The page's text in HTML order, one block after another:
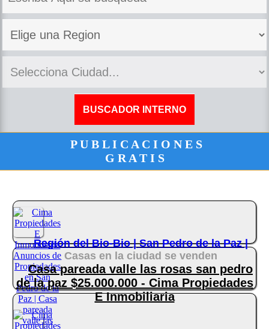
P U B L I C A C I O N E S
G R A T I S
Región del Bio-Bio |San Pedro de la Paz |
Casas en la ciudad se venden
Casa pareada valle las rosas san pedro
de la paz $25.000.000 - Cima Propiedades
E Inmobiliaria